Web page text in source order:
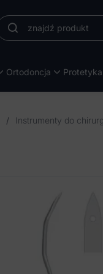
Ortodoncja Protetyka
/